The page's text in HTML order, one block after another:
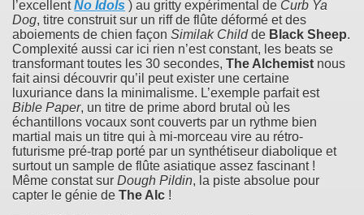
l’excellentNo Idols ) au gritty expérimental de Curb Ya
Dog, titre construit sur un riff de flûte déformé et des
aboiements de chien façon Similak Childde Black Sheep.
Complexité aussi car ici rien n’est constant, les beats se
transformant toutes les 30 secondes, The Alchemist nous
fait ainsi découvrir qu’il peut exister une certaine
luxuriance dans la minimalisme. L’exemple parfait est
Bible Paper, un titre de prime abord brutal où les
échantillons vocaux sont couverts par un rythme bien
martial mais un titre qui à mi-morceau vire au rétro-
futurisme pré-trap porté par un synthétiseur diabolique et
surtout un sample de flûte asiatique assez fascinant !
Même constat sur Dough Pildin, la piste absolue pour
capter le génie de The Alc !